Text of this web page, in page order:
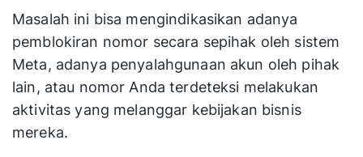
Masalah ini bisa mengindikasikan adanya
pemblokiran nomor secara sepihak oleh sistem
Meta, adanya penyalahgunaan akun oleh pihak
lain, atau nomor Anda terdeteksi melakukan
aktivitas yang melanggar kebijakan bisnis
mereka.